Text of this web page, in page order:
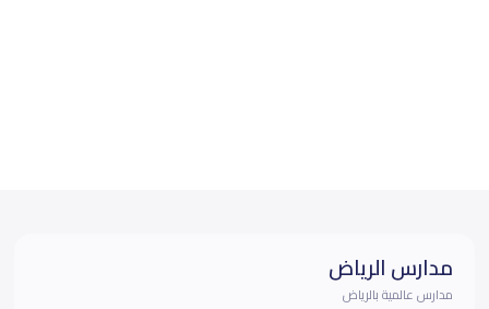
مدارس الرياض
مدارس عالمية بالرياض